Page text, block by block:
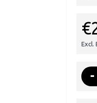
Excl.
-